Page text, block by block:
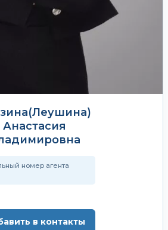
Анастасия
номер агента
в контакты